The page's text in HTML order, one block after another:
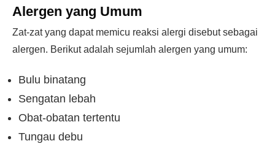
Alergen yang Umum
Zat-zat yang dapat memicu reaksi alergi disebut sebagai
alergen. Berikut adalah sejumlah alergen yang umum:
Bulu binatang
Sengatan lebah
Obat-obatan tertentu
Tungau debu